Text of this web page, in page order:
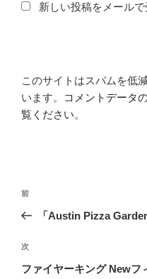
新しい投稿をメールで
このサイトはスパムを低
います。
コメントデータ
覧ください。
投
ナ
ビ
ゲ
前
の
稿
前
「Austin Pizza Garden
次
の
次
ファイヤーキング Newフ